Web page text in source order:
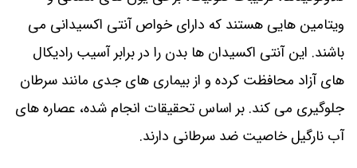
ویتامین هایی هستند که دارای خواص آنتی اکسیدانی می
باشند. این آنتی اکسیدان ها بدن را در برابر آسیب رادیکال
های آزاد محافظت کرده و از بیماری های جدی مانند سرطان
جلوگیری می کند. بر اساس تحقیقات انجام شده، عصاره های
آب نارگیل خاصیت ضد سرطانی دارند.